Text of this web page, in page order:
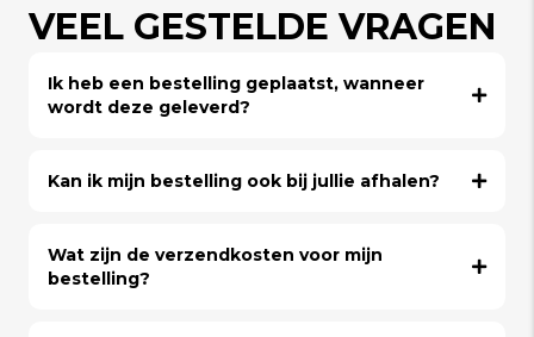
VEEL GESTELDE VRAGEN
Ik heb een bestelling geplaatst, wanneer
wordt deze geleverd?
Kan ik mijn bestelling ook bij jullie afhalen?
Wat zijn de verzendkosten voor mijn
bestelling?